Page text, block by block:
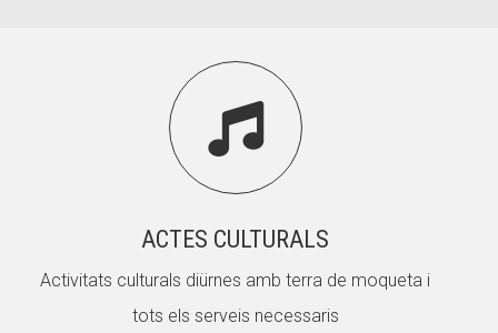

ACTES CULTURALS
Activitats culturals diürnes amb terra de moqueta i
tots els serveis necessaris